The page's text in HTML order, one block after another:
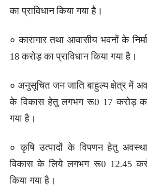
का प्राविधान किया गया है।
० कारागार तथा आवासीय भवनों के
18 करोड़ का प्राविधान किया गया है।
० अनुसूचित जन जाति बाहुल्य क्षेत्र में
के विकास हेतु लगभग रू0 17 करोड़ का
गया है।
० कृषि उत्पादों के विपणन हेतु
विकास के लिये लगभग रू0 12.45
किया गया है।